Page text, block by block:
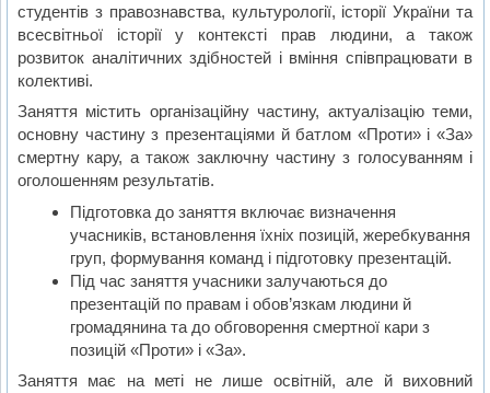
студентів з правознавства, культурології, історії України та
всесвітньої історії у контексті прав людини, а також
розвиток аналітичних здібностей і вміння співпрацювати в
колективі.
Заняття містить організаційну частину, актуалізацію теми,
основну частину з презентаціями й батлом «Проти» і «За»
смертну кару, а також заключну частину з голосуванням і
оголошенням результатів.
Підготовка до заняття включає визначення
учасників, встановлення їхніх позицій, жеребкування
груп, формування команд і підготовку презентацій.
Під час заняття учасники залучаються до
презентацій по правам і обов’язкам людини й
громадянина та до обговорення смертної кари з
позицій «Проти» і «За».
Заняття має на меті не лише освітній, але й виховний